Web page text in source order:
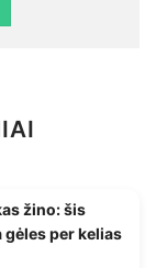
žino: šis
per kelias